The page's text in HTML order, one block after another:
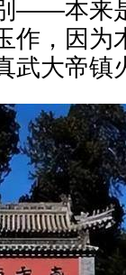
——本来
作，因为
武大帝镇